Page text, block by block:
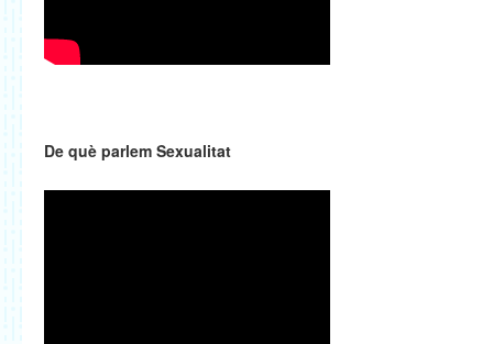
De què parlem Sexualitat